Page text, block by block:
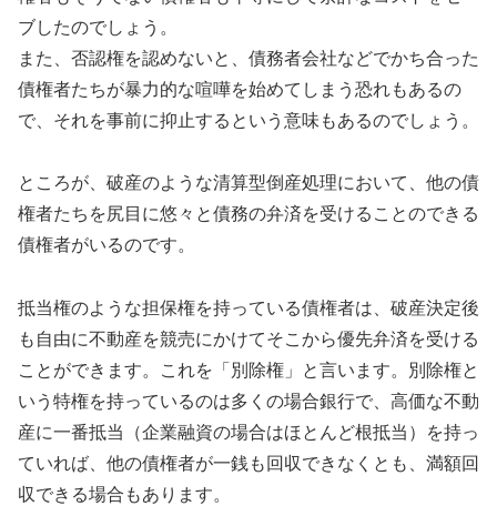
ブしたのでしょう。
また、否認権を認めないと、債務者会社などでかち合った
債権者たちが暴力的な喧嘩を始めてしまう恐れもあるの
で、それを事前に抑止するという意味もあるのでしょう。
ところが、破産のような清算型倒産処理において、他の債
権者たちを尻目に悠々と債務の弁済を受けることのできる
債権者がいるのです。
抵当権のような担保権を持っている債権者は、破産決定後
も自由に不動産を競売にかけてそこから優先弁済を受ける
ことができます。これを「別除権」と言います。別除権と
いう特権を持っているのは多くの場合銀行で、高価な不動
産に一番抵当（企業融資の場合はほとんど根抵当）を持っ
ていれば、他の債権者が一銭も回収できなくとも、満額回
収できる場合もあります。